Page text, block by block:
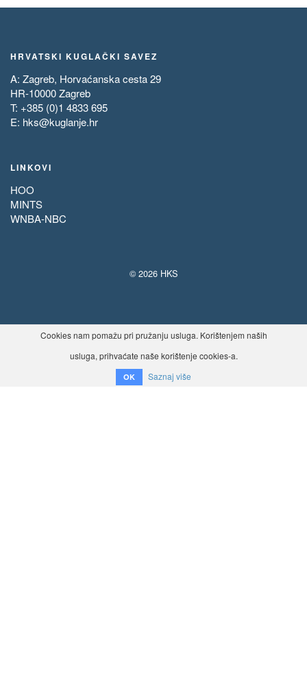
HRVATSKI KUGLAČKI SAVEZ
A: Zagreb, Horvaćanska cesta 29
HR-10000 Zagreb
T: +385 (0)1 4833 695
E: hks@kuglanje.hr
LINKOVI
HOO
MINTS
WNBA-NBC
© 2026 HKS
Cookies nam pomažu pri pružanju usluga. Korištenjem naših
usluga, prihvaćate naše korištenje cookies-a.
OK Saznaj više